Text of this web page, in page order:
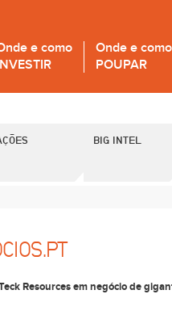
e como
Onde e como
POUPAR
BIG INTEL
Resources em negócio de